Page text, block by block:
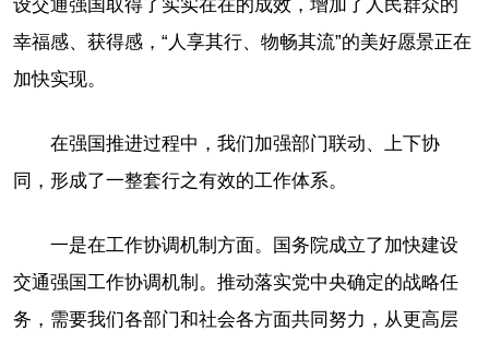
设交通强国取得了实实在在的成效，增加了人民群众的
幸福感、获得感，“人享其行、物畅其流”的美好愿景正在
加快实现。
在强国推进过程中，我们加强部门联动、上下协
同，形成了一整套行之有效的工作体系。
一是在工作协调机制方面。国务院成立了加快建设
交通强国工作协调机制。推动落实党中央确定的战略任
务，需要我们各部门和社会各方面共同努力，从更高层